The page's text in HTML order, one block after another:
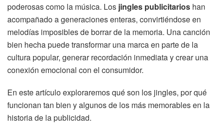
poderosas como la música. Los jingles publicitarios han
acompañado a generaciones enteras, convirtiéndose en
melodías imposibles de borrar de la memoria. Una canción
bien hecha puede transformar una marca en parte de la
cultura popular, generar recordación inmediata y crear una
conexión emocional con el consumidor.
En este artículo exploraremos qué son los jingles, por qué
funcionan tan bien y algunos de los más memorables en la
historia de la publicidad.